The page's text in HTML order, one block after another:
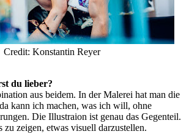
Credit: Konstantin Reyer
du lieber?
aus beidem. In der Malerei hat man die
kann ich machen, was ich will, ohne
Die Illustraion ist genau das Gegenteil.
zu zeigen, etwas visuell darzustellen.